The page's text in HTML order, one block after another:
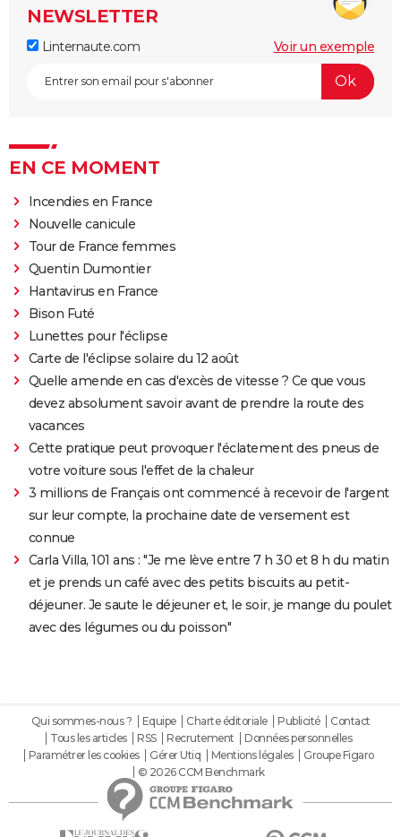
NEWSLETTER
Linternaute.com Voir un exemple
EN CE MOMENT
Incendies en France
Nouvelle canicule
Tour de France femmes
Quentin Dumontier
Hantavirus en France
Bison Futé
Lunettes pour l'éclipse
Carte de l'éclipse solaire du 12 août
Quelle amende en cas d'excès de vitesse ? Ce que vous
devez absolument savoir avant de prendre la route des
vacances
Cette pratique peut provoquer l'éclatement des pneus de
votre voiture sous l'effet de la chaleur
3 millions de Français ont commencé à recevoir de l'argent
sur leur compte, la prochaine date de versement est
connue
Carla Villa, 101 ans : "Je me lève entre 7 h 30 et 8 h du matin
et je prends un café avec des petits biscuits au petit-
déjeuner. Je saute le déjeuner et, le soir, je mange du poulet
avec des légumes ou du poisson"
Qui sommes-nous ? Equipe Charte éditoriale Publicité
Contact
Tous les articles
RSS Recrutement
Données personnelles
Paramétrer les cookies
Gérer Utiq Mentions légales
Groupe Figaro
© 2026 CCM Benchmark